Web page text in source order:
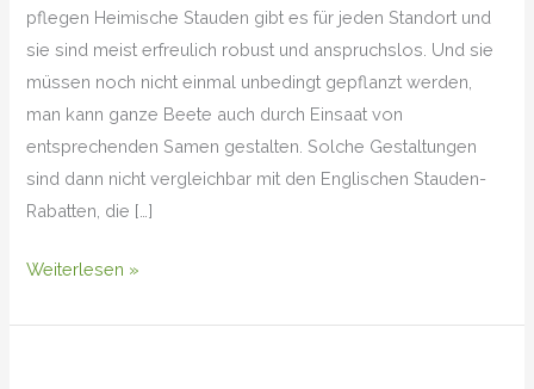
pflegen Heimische Stauden gibt es für jeden Standort und
sie sind meist erfreulich robust und anspruchslos. Und sie
müssen noch nicht einmal unbedingt gepflanzt werden,
man kann ganze Beete auch durch Einsaat von
entsprechenden Samen gestalten. Solche Gestaltungen
sind dann nicht vergleichbar mit den Englischen Stauden-
Rabatten, die […]
Weiterlesen »